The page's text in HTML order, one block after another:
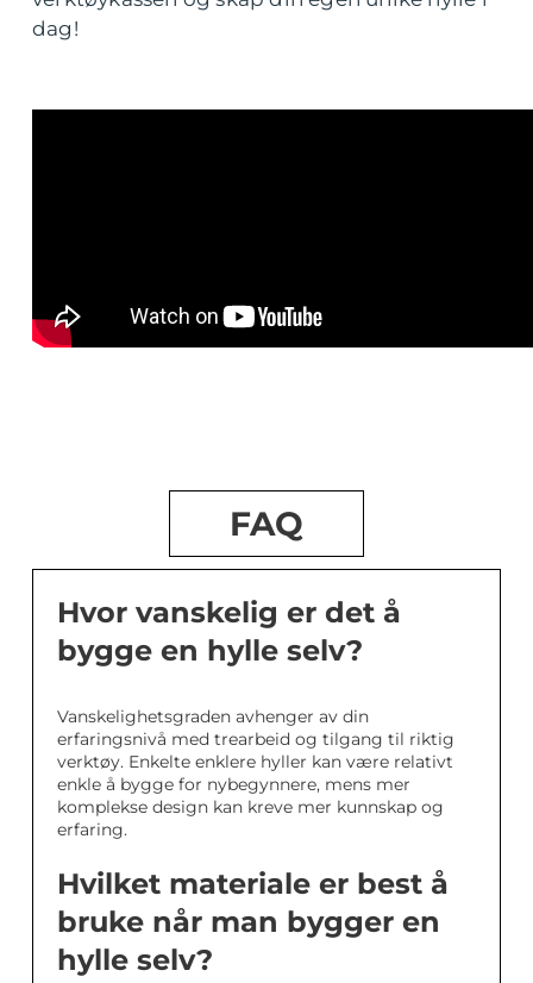
dag!
FAQ
Hvor vanskelig er det å
bygge en hylle selv?
Vanskelighetsgraden avhenger av din
erfaringsnivå med trearbeid og tilgang til riktig
verktøy. Enkelte enklere hyller kan være relativt
enkle å bygge for nybegynnere, mens mer
komplekse design kan kreve mer kunnskap og
erfaring.
Hvilket materiale er best å
bruke når man bygger en
hylle selv?